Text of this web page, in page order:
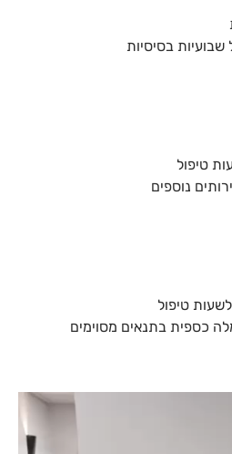
בסיסיות
טיפול
נוספים
טיפול
כספית בתנאים מסוימים